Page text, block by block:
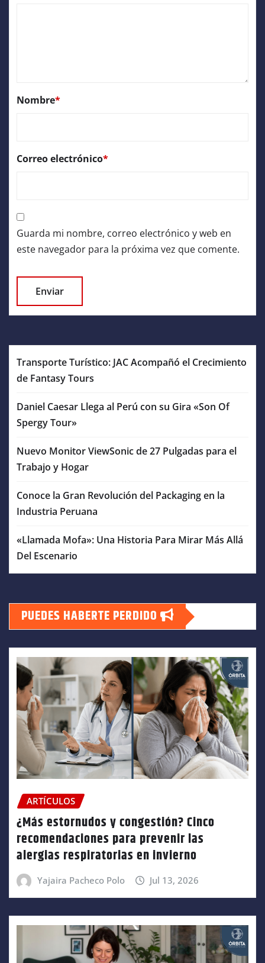
Nombre*
Correo electrónico*
Guarda mi nombre, correo electrónico y web en
este navegador para la próxima vez que comente.
Transporte Turístico: JAC Acompañó el Crecimiento
de Fantasy Tours
Daniel Caesar Llega al Perú con su Gira «Son Of
Spergy Tour»
Nuevo Monitor ViewSonic de 27 Pulgadas para el
Trabajo y Hogar
Conoce la Gran Revolución del Packaging en la
Industria Peruana
«Llamada Mofa»: Una Historia Para Mirar Más Allá
Del Escenario
PUEDES HABERTE PERDIDO
ARTÍCULOS
¿Más estornudos y congestión? Cinco
recomendaciones para prevenir las
alergias respiratorias en invierno
Yajaira Pacheco Polo Jul 13, 2026